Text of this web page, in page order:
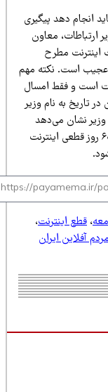
دهد پیگیری
معاون
مطرح
است. نکته مهم
و فقط امسال
تاریخ به نام وزیر
می‌دهد
که رخ داده، نیست. بیش از ۶۰ روز قطعی اینترنت
اینترنت،
ایران